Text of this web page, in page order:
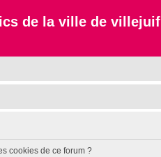
de la ville de villejuif
cookies de ce forum ?